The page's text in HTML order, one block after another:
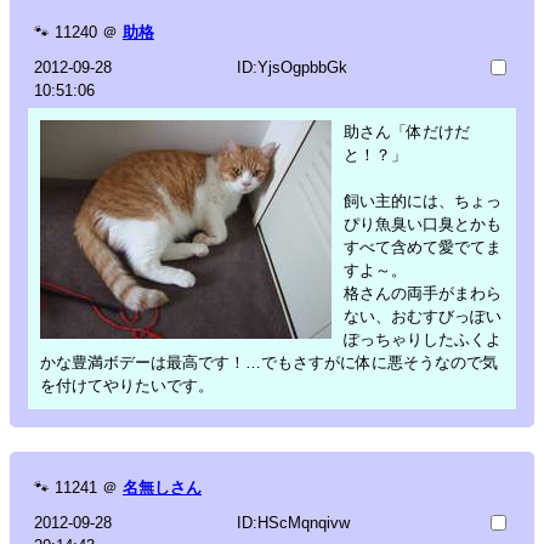
🐾 11240 ＠ 助格
2012-09-28
10:51:06
ID:YjsOgpbbGk
助さん「体だけだ
と！？」
飼い主的には、ちょっ
ぴり魚臭い口臭とかも
すべて含めて愛でてま
すよ～。
格さんの両手がまわら
ない、おむすびっぽい
ぽっちゃりしたふくよ
かな豊満ボデーは最高です！…でもさすがに体に悪そうなので気
を付けてやりたいです。
🐾 11241 ＠ 名無しさん
2012-09-28
ID:HScMqnqivw